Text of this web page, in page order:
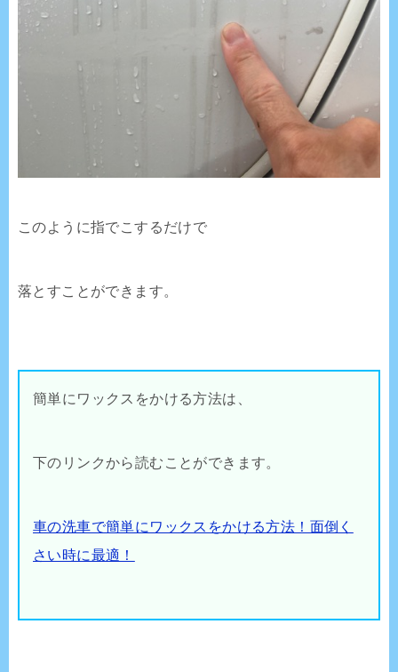
このように指でこするだけで
落とすことができます。
簡単にワックスをかける方法は、
下のリンクから読むことができます。
車の洗車で簡単にワックスをかける方法！面倒く
さい時に最適！